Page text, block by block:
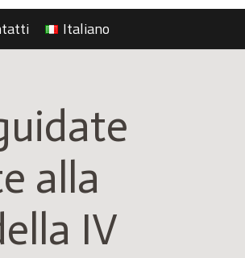
Italiano
alla
IV